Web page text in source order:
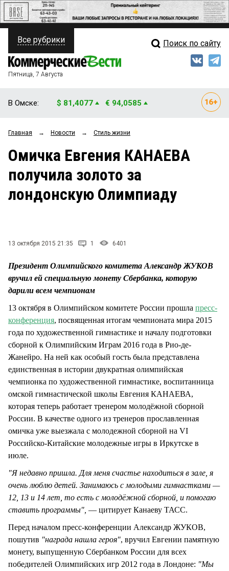
ПОЛИТИКА
ФИНАНСЫ
ОБЩЕСТВО
ЗАКОН
НОВОСТИ КОМПАНИЙ
Свежий выпуск
Рейтинги
Блоги
Архив
Все рубрики Поиск по сайту
Пятница, 7 Августа
В Омске: $ 81,4077 € 94,0585
Главная → Новости → Стиль жизни
Омичка Евгения КАНАЕВА
получила золото за
лондонскую Олимпиаду
13 октября 2015 21:35 1 6401
Президент Олимпийского комитета Александр ЖУКОВ
вручил ей специальную монету Сбербанка, которую
дарили всем чемпионам
13 октября в Олимпийском комитете России прошла пресс-
конференция, посвященная итогам чемпионата мира 2015
года по художественной гимнастике и началу подготовки
сборной к Олимпийским Играм 2016 года в Рио-де-
Жанейро. На ней как особый гость была представлена
единственная в истории двукратная олимпийская
чемпионка по художественной гимнастике, воспитанница
омской гимнастической школы Евгения КАНАЕВА,
которая теперь работает тренером молодёжной сборной
России. В качестве одного из тренеров прославленная
омичка уже выезжала с молодежной сборной на VI
Российско-Китайские молодежные игры в Иркутске в
июле.
"Я недавно пришла. Для меня счастье находиться в зале, я
очень люблю детей. Занимаюсь с молодыми гимнастками —
12, 13 и 14 лет, то есть с молодёжной сборной, и помогаю
ставить программы", — цитирует Канаеву ТАСС.
Перед началом пресс-конференции Александр ЖУКОВ,
пошутив "награда нашла героя", вручил Евгении памятную
монету, выпущенную Сбербанком России для всех
победителей Олимпийских игр 2012 года в Лондоне: "Мы